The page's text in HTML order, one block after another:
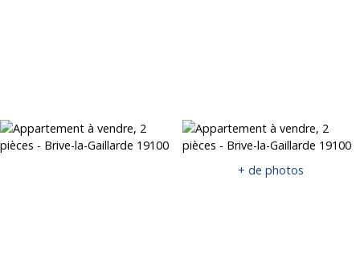
Mes favoris Espace vendeur Estimation
+ de photos